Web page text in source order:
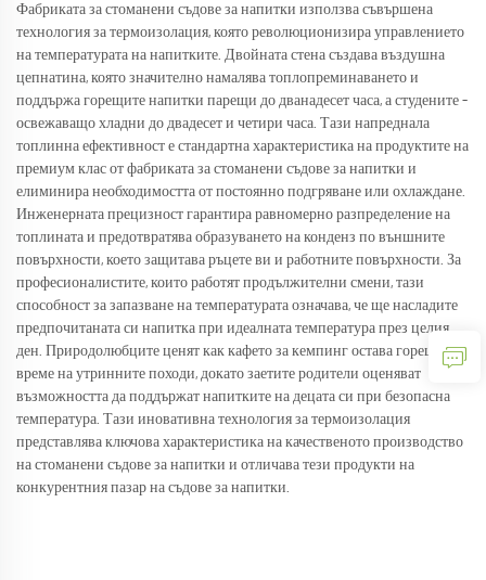
Фабриката за стоманени съдове за напитки използва съвършена
технология за термоизолация, която революционизира управлението
на температурата на напитките. Двойната стена създава въздушна
цепнатина, която значително намалява топлопреминаването и
поддържа горещите напитки парещи до дванадесет часа, а студените –
освежаващо хладни до двадесет и четири часа. Тази напреднала
топлинна ефективност е стандартна характеристика на продуктите на
премиум клас от фабриката за стоманени съдове за напитки и
елиминира необходимостта от постоянно подгряване или охлаждане.
Инженерната прецизност гарантира равномерно разпределение на
топлината и предотвратява образуването на конденз по външните
повърхности, което защитава ръцете ви и работните повърхности. За
професионалистите, които работят продължителни смени, тази
способност за запазване на температурата означава, че ще насладите
предпочитаната си напитка при идеалната температура през целия
ден. Природолюбците ценят как кафето за кемпинг остава горещо по
време на утринните походи, докато заетите родители оценяват
възможността да поддържат напитките на децата си при безопасна
температура. Тази иновативна технология за термоизолация
представлява ключова характеристика на качественото производство
на стоманени съдове за напитки и отличава тези продукти на
конкурентния пазар на съдове за напитки.